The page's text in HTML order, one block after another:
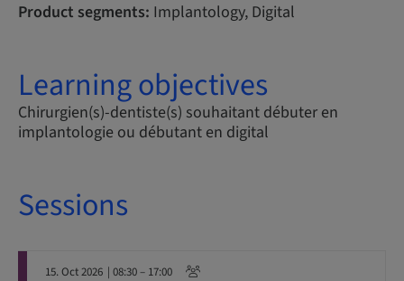
Product segments: Implantology, Digital
Learning objectives
Chirurgien(s)-dentiste(s) souhaitant débuter en
implantologie ou débutant en digital
Sessions
15. Oct 2026 | 08:30 – 17:00